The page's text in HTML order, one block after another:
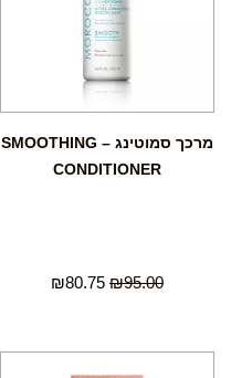
מרכך סמוטינג – SMOOTHING
CONDITIONER
₪95.00
₪80.75